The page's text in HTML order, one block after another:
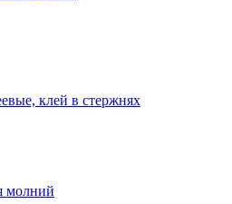
клей в стержнях
молний